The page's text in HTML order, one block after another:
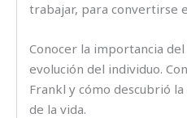
trabajar, para convertirse
Conocer la importancia
evolución del individuo.
Frankl y cómo descubrió
de la vida.